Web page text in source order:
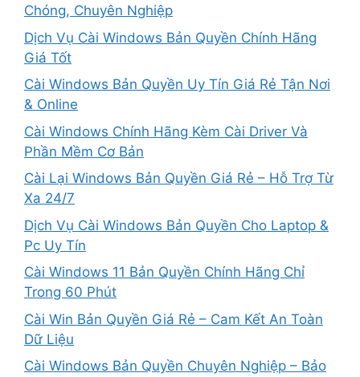
Chóng, Chuyên Nghiệp
Dịch Vụ Cài Windows Bản Quyền Chính Hãng
Giá Tốt
Cài Windows Bản Quyền Uy Tín Giá Rẻ Tận Nơi
& Online
Cài Windows Chính Hãng Kèm Cài Driver Và
Phần Mềm Cơ Bản
Cài Lại Windows Bản Quyền Giá Rẻ – Hỗ Trợ Từ
Xa 24/7
Dịch Vụ Cài Windows Bản Quyền Cho Laptop &
Pc Uy Tín
Cài Windows 11 Bản Quyền Chính Hãng Chỉ
Trong 60 Phút
Cài Win Bản Quyền Giá Rẻ – Cam Kết An Toàn
Dữ Liệu
Cài Windows Bản Quyền Chuyên Nghiệp – Bảo